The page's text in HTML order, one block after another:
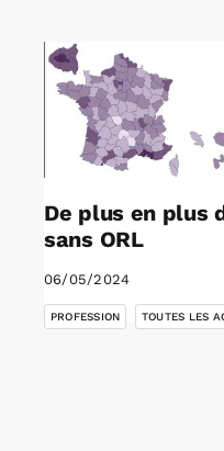
Rechercher:
Annonces emploi
De plus en plus
sans ORL
06/05/2024
PROFESSION
,
TOUTES LES